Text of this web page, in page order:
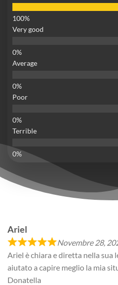
Very good
Average
Poor
Terrible
Ariel
Novembre 28,
Ariel è chiara e diretta nella sua
aiutato a capire meglio la mia
Donatella